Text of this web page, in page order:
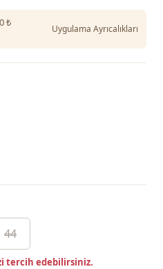
₺
Uygulama Ayrıcalıkları
44
tercih edebilirsiniz.